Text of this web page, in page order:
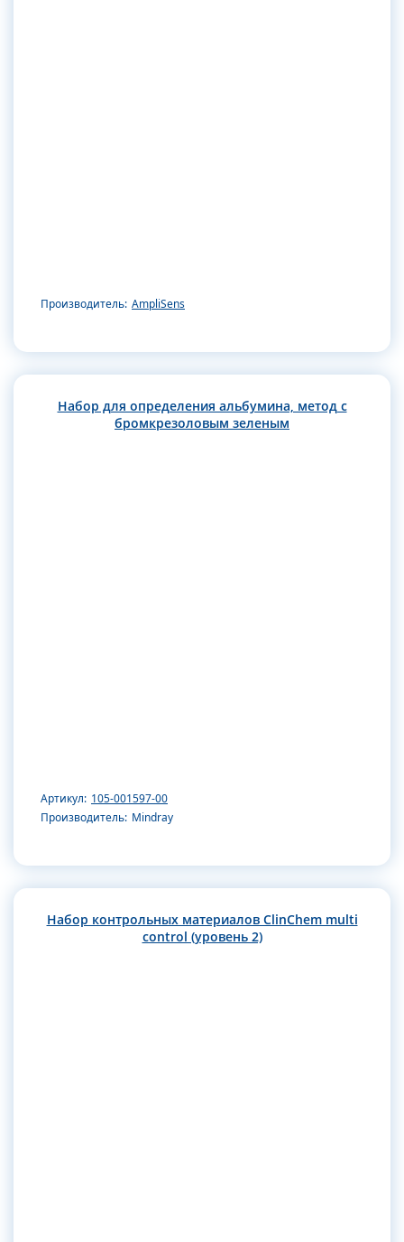
Производитель: AmpliSens
Набор для определения альбумина, метод с
бромкрезоловым зеленым
Артикул: 105-001597-00
Производитель: Mindray
Набор контрольных материалов ClinChem multi
control (уровень 2)